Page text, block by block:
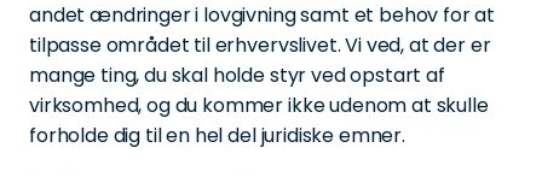
andet ændringer i lovgivning samt et behov for at
tilpasse området til erhvervslivet. Vi ved, at der er
mange ting, du skal holde styr ved opstart af
virksomhed, og du kommer ikke udenom at skulle
forholde dig til en hel del juridiske emner.